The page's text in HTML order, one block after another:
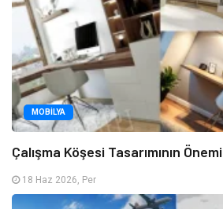
MOBILYA
Çalışma Köşesi Tasarımının Önemi
18 Haz 2026, Per